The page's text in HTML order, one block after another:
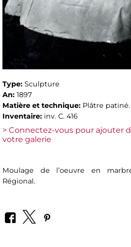
Type: Sculpture
An: 1897
Matière et technique: Plâtre patiné.
Inventaire: inv. C. 416
> Connectez-vous pour ajouter
votre galerie
Moulage de l’oeuvre en
Régional.